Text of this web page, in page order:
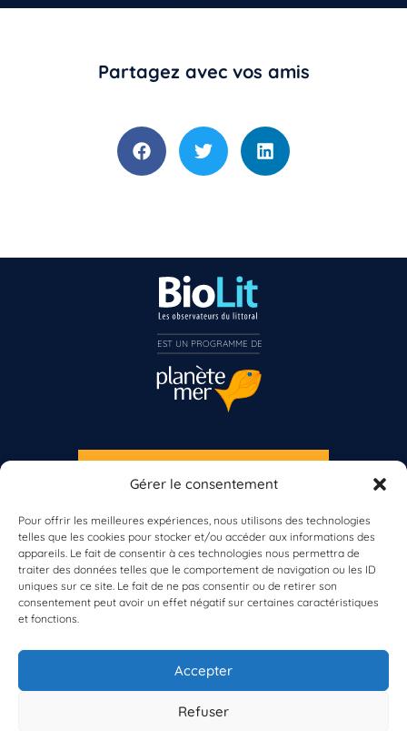
Gérer le consentement
Pour offrir les meilleures expériences, nous utilisons des technologies
telles que les cookies pour stocker et/ou accéder aux informations des
appareils. Le fait de consentir à ces technologies nous permettra de
traiter des données telles que le comportement de navigation ou les ID
uniques sur ce site. Le fait de ne pas consentir ou de retirer son
consentement peut avoir un effet négatif sur certaines caractéristiques
et fonctions.
Accepter
Refuser
Partagez avec vos amis
À propos de BioLit
Vos données d'observation
Ressources
Résultats du programme
S'INSCRIRE À LA NEWSLETTER